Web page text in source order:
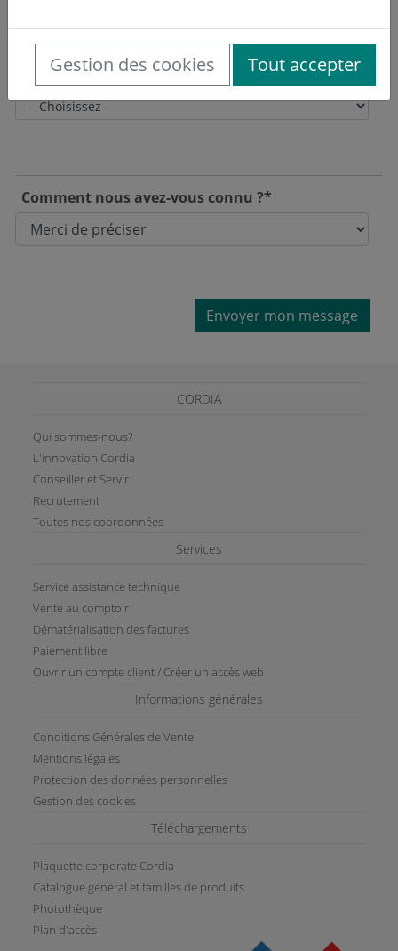
Comment nous avez-vous connu ?*
Envoyer mon message
CORDIA
Qui sommes-nous?
L'innovation Cordia
Conseiller et Servir
Recrutement
Toutes nos coordonnées
Services
Service assistance technique
Vente au comptoir
Dématérialisation des factures
Paiement libre
Ouvrir un compte client / Créer un accès web
Informations générales
Conditions Générales de Vente
Mentions légales
Protection des données personnelles
Gestion des cookies
Téléchargements
Plaquette corporate Cordia
Catalogue général et familles de produits
Photothèque
Plan d'accès
Gestion des cookies Tout accepter